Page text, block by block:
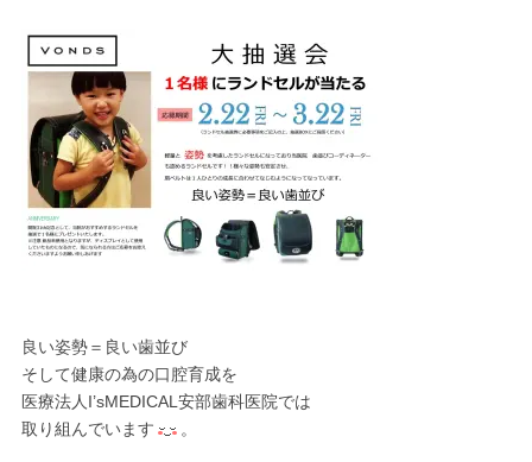
良い姿勢＝良い歯並び
そして健康の為の口腔育成を
医療法人I’sMEDICAL安部歯科医院では
取り組んでいます
。